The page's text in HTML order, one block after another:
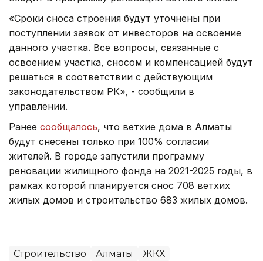
«Сроки сноса строения будут уточнены при
поступлении заявок от инвесторов на освоение
данного участка. Все вопросы, связанные с
освоением участка, сносом и компенсацией будут
решаться в соответствии с действующим
законодательством РК», - сообщили в
управлении.
Ранее сообщалось, что ветхие дома в Алматы
будут снесены только при 100% согласии
жителей. В городе запустили программу
реновации жилищного фонда на 2021-2025 годы, в
рамках которой планируется снос 708 ветхих
жилых домов и строительство 683 жилых домов.
Строительство Алматы ЖКХ